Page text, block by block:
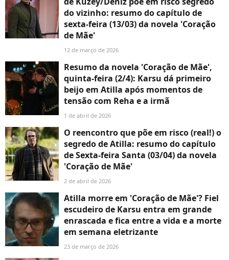
do vizinho: resumo do capítulo de
sexta-feira (13/03) da novela 'Coração
de Mãe'
12 de março de 2026
Resumo da novela 'Coração de Mãe',
quinta-feira (2/4): Karsu dá primeiro
beijo em Atilla após momentos de
tensão com Reha e a irmã
1 de abril de 2026
O reencontro que põe em risco (real!) o
segredo de Atilla: resumo do capítulo
de Sexta-feira Santa (03/04) da novela
'Coração de Mãe'
2 de abril de 2026
Atilla morre em 'Coração de Mãe'? Fiel
escudeiro de Karsu entra em grande
enrascada e fica entre a vida e a morte
em semana eletrizante
23 de março de 2026